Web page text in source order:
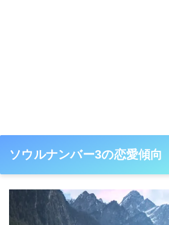
ソウルナンバー3の恋愛傾向